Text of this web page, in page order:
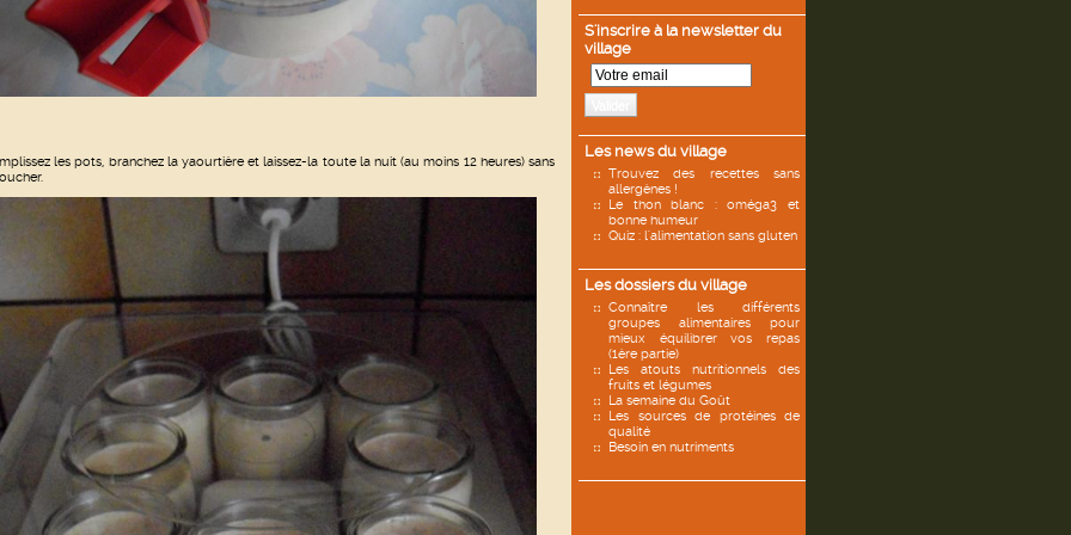
S'inscrire à la newsletter du
village
Les news du village
Trouvez des recettes sans
allergènes !
Le thon blanc : oméga3 et
bonne humeur
Quiz : l'alimentation sans gluten
Les dossiers du village
Connaître les différents
groupes alimentaires pour
mieux équilibrer vos repas
(1ère partie)
Les atouts nutritionnels des
fruits et légumes
La semaine du Goût
Les sources de protéines de
qualité
Besoin en nutriments
les pots, branchez la yaourtière et laissez-la toute la nuit (au moins 12 heures) sans